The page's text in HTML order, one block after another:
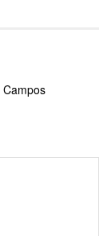
Campos